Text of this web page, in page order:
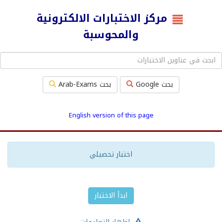
مركز الاختبارات الالكترونية
والمحوسبة
بحث Google بحث Arab-Exams
English version of this page
اختبار تحصيلي
ابدأ الاختبار